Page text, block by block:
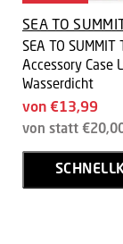
SEA TO SUMMIT
SEA TO SUMMIT
Accessory Case
Wasserdicht
von €13,99
von statt